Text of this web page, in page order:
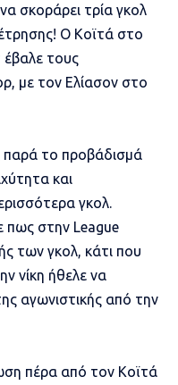
σκοράρει τρία γκολ
Ο Κοϊτά στο
τους
με τον Ελίασον στο
παρά το προβάδισμά
και
γκολ.
πως στην League
των γκολ, κάτι που
νίκη ήθελε να
αγωνιστικής από την
πέρα από τον Κοϊτά